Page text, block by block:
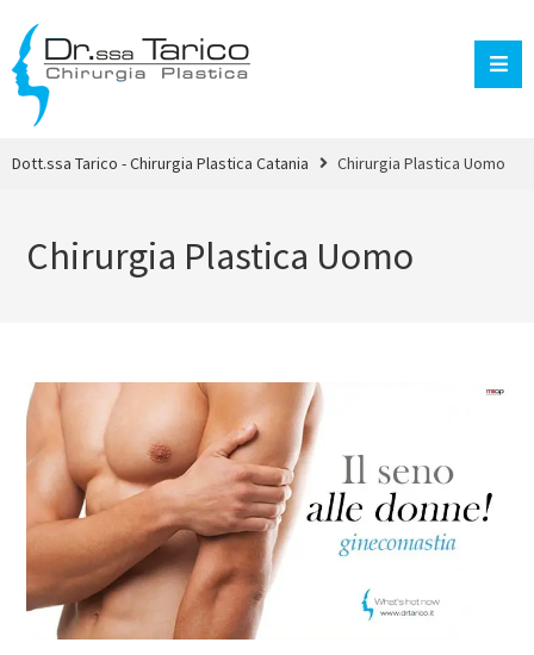
Dott.ssa Tarico - Chirurgia Plastica Catania Chirurgia Plastica Uomo
Chirurgia Plastica Uomo